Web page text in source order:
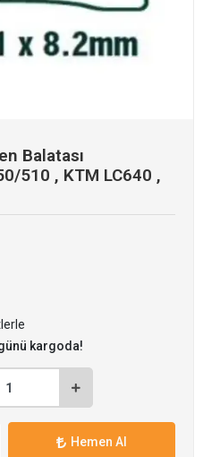
Balatası
510 , KTM LC640 ,
kargoda!
Hemen Al